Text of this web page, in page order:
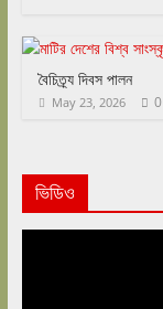
বৈচিত্র্য দিবস পালন
May 23, 2026 0
ভিডিও